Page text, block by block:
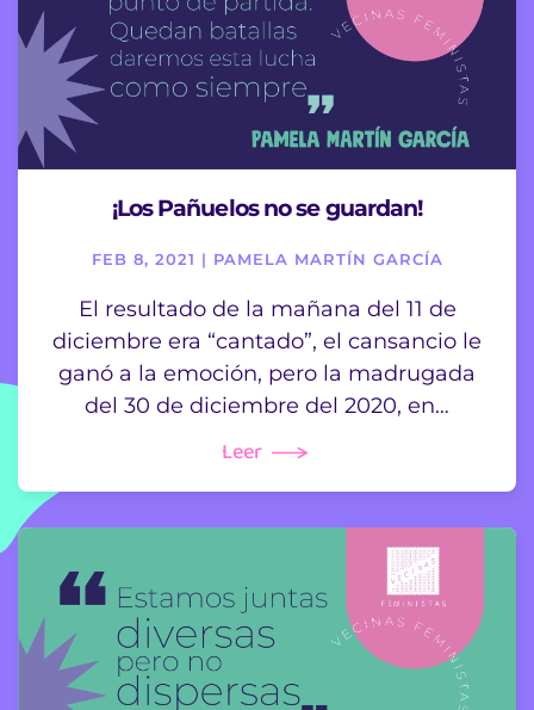
¡Los Pañuelos no se guardan!
FEB 8, 2021 | PAMELA MARTÍN GARCÍA
El resultado de la mañana del 11 de
diciembre era “cantado”, el cansancio le
ganó a la emoción, pero la madrugada
del 30 de diciembre del 2020, en…
Leer